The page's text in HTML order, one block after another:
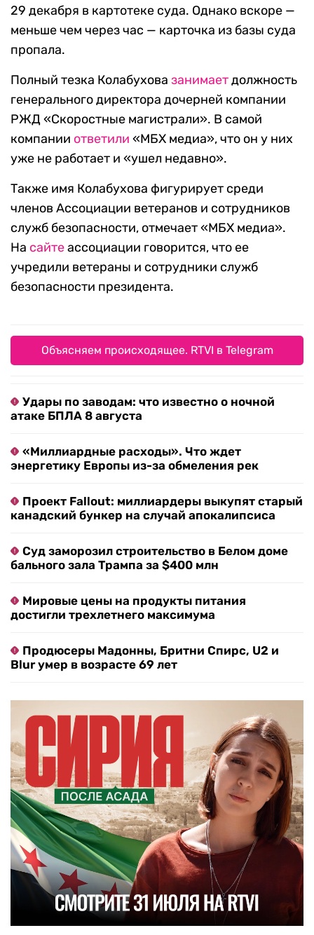
29 декабря в картотеке суда. Однако вскоре —
меньше чем через час — карточка из базы суда
пропала.
Полный тезка Колабухова занимаетдолжность
генерального директора дочерней компании
РЖД «Скоростные магистрали». В самой
компании ответили «МБХ медиа», что он у них
уже не работает и «ушел недавно».
Также имя Колабухова фигурирует среди
членов Ассоциации ветеранов и сотрудников
служб безопасности, отмечает «МБХ медиа».
На сайтеассоциации говорится, что ее
учредили ветераны и сотрудники служб
безопасности президента.
Объясняем происходящее. RTVI в Telegram
Удары по заводам: что известно о ночной
атаке БПЛА 8 августа
«Миллиардные расходы». Что ждет
энергетику Европы из-за обмеления рек
Проект Fallout: миллиардеры выкупят старый
канадский бункер на случай апокалипсиса
Суд заморозил строительство в Белом доме
бального зала Трампа за $400 млн
Мировые цены на продукты питания
достигли трехлетнего максимума
Продюсеры Мадонны, Бритни Спирс, U2 и
Blur умер в возрасте 69 лет